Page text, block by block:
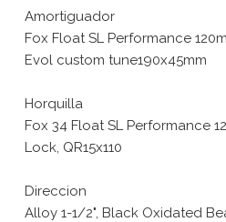
Amortiguador
Fox Float SL Performance
Evol custom tune190x45mm
Horquilla
Fox 34 Float SL Performance
Lock, QR15x110
Direccion
Alloy 1-1/2", Black Oxidated